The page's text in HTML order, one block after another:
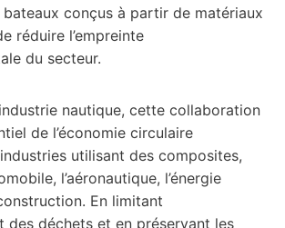
conçus à partir de matériaux
réduire l’empreinte
du secteur.
nautique, cette collaboration
de l’économie circulaire
utilisant des composites,
l’aéronautique, l’énergie
En limitant
des déchets et en préservant les